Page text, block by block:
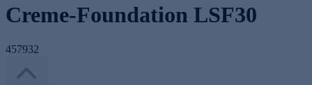
Creme-Foundation LSF30
457932